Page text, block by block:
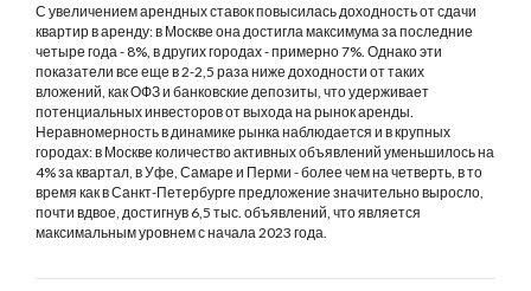
С увеличением арендных ставок повысилась доходность от сдачи
квартир в аренду: в Москве она достигла максимума за последние
четыре года - 8%, в других городах - примерно 7%. Однако эти
показатели все еще в 2-2,5 раза ниже доходности от таких
вложений, как ОФЗ и банковские депозиты, что удерживает
потенциальных инвесторов от выхода на рынок аренды.
Неравномерность в динамике рынка наблюдается и в крупных
городах: в Москве количество активных объявлений уменьшилось на
4% за квартал, в Уфе, Самаре и Перми - более чем на четверть, в то
время как в Санкт-Петербурге предложение значительно выросло,
почти вдвое, достигнув 6,5 тыс. объявлений, что является
максимальным уровнем с начала 2023 года.